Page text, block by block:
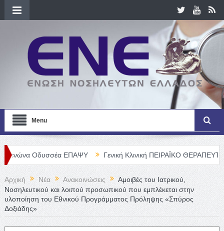
Menu
Οδυσσέα ΕΠΑΨΥ Γενική Κλινική ΠΕΙΡΑΪΚΟ ΘΕΡΑΠΕΥΤΗΡΙΟ Α.
Αρχική Νέα Ανακοινώσεις
Αμοιβές του Ιατρικού,
Νοσηλευτικού και λοιπού προσωπικού που εμπλέκεται στην
υλοποίηση του Εθνικού Προγράμματος Πρόληψης «Σπύρος
Δοξιάδης»